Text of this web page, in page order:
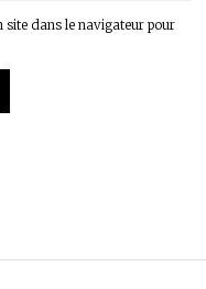
dans le navigateur pour